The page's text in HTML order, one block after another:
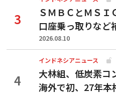
ＳＭＢＣとＭＳＩ
口座乗っ取りなど
2026.08.10
インドネシアニュース
大林組、低炭素コ
海外で初、27年本